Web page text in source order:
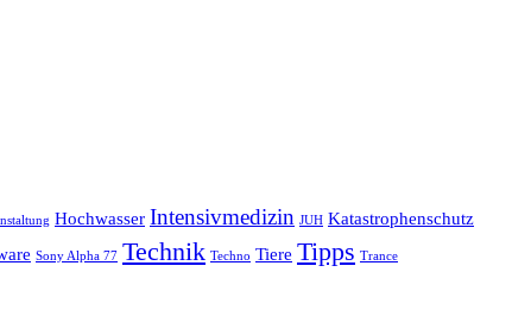
Hochwasser Intensivmedizin JUH Katastrophenschutz
Sony Alpha 77 Technik Techno Tiere Tipps Trance